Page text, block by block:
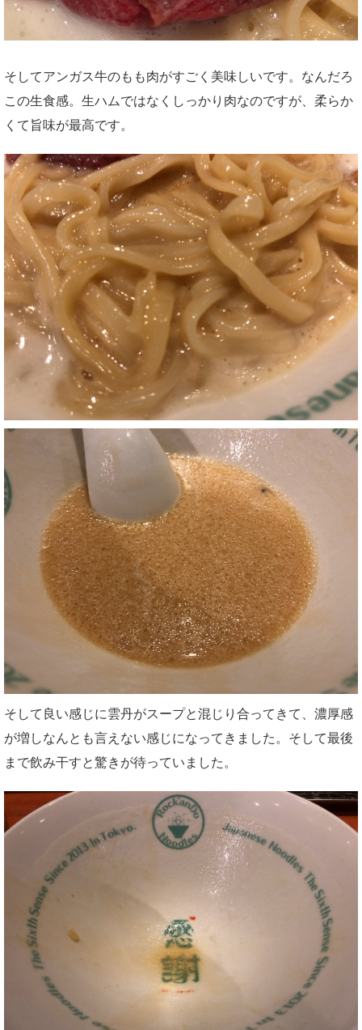
そしてアンガス牛のもも肉がすごく美味しいです。なんだろ
この生食感。生ハムではなくしっかり肉なのですが、柔らか
くて旨味が最高です。
そして良い感じに雲丹がスープと混じり合ってきて、濃厚感
が増しなんとも言えない感じになってきました。そして最後
まで飲み干すと驚きが待っていました。